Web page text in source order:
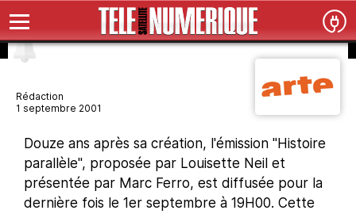
Rédaction
1 septembre 2001
Douze ans après sa création, l'émission "Histoire
parallèle", proposée par Louisette Neil et
présentée par Marc Ferro, est diffusée pour la
dernière fois le 1er septembre à 19H00. Cette